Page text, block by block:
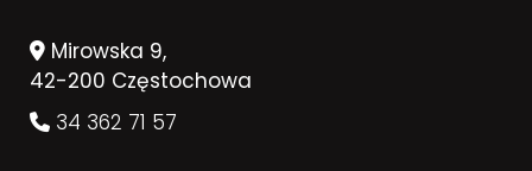
Mirowska 9,
42-200 Częstochowa
34 362 71 57